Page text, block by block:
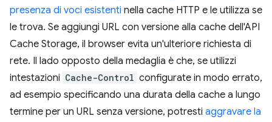
presenza di voci esistenti nella cache HTTP e le utilizza se
le trova. Se aggiungi URL con versione alla cache dell'API
Cache Storage, il browser evita un'ulteriore richiesta di
rete. Il lado opposto della medaglia è che, se utilizzi
intestazioni Cache-Control configurate in modo errato,
ad esempio specificando una durata della cache a lungo
termine per un URL senza versione, potresti aggravare la